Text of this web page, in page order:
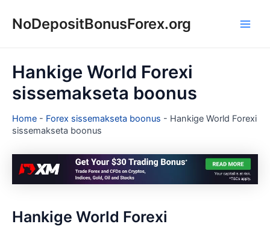
NoDepositBonusForex.org
Hankige World Forexi
sissemakseta boonus
Home - Forex sissemakseta boonus - Hankige World Forexi
sissemakseta boonus
Hankige World Forexi